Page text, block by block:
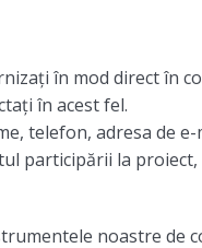
în mod direct în
în acest fel.
telefon, adresa de e-
participării la
noastre de